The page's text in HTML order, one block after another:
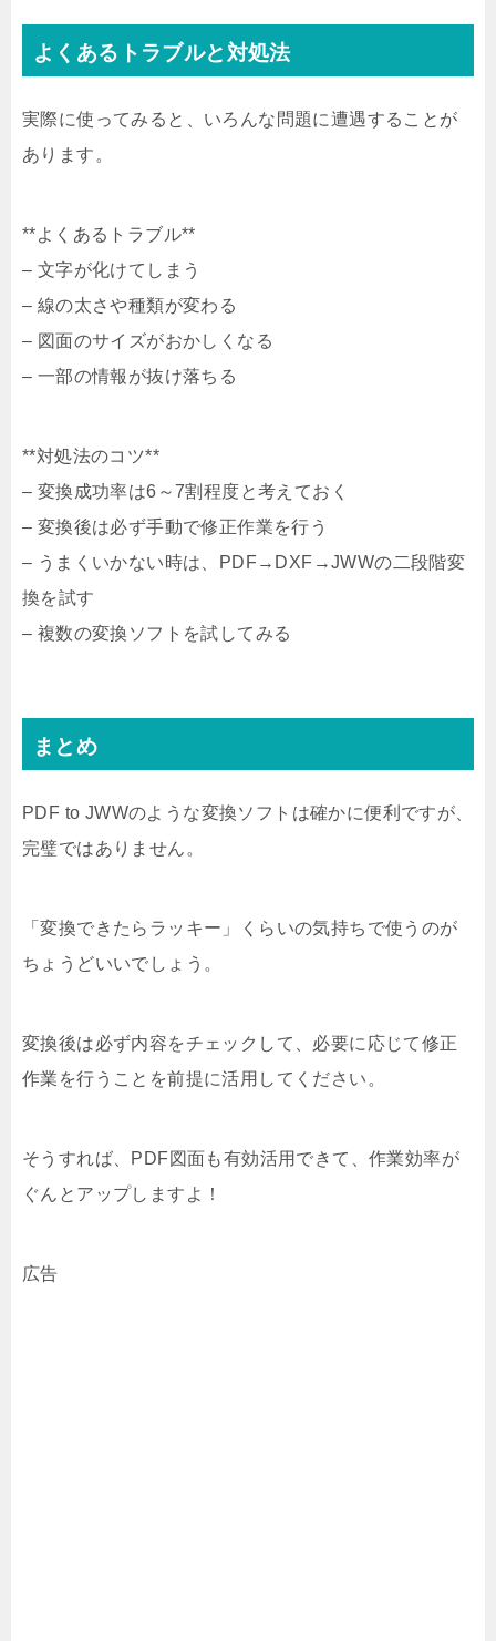
よくあるトラブルと対処法
実際に使ってみると、いろんな問題に遭遇することが
あります。
**よくあるトラブル**
– 文字が化けてしまう
– 線の太さや種類が変わる
– 図面のサイズがおかしくなる
– 一部の情報が抜け落ちる
**対処法のコツ**
– 変換成功率は6～7割程度と考えておく
– 変換後は必ず手動で修正作業を行う
– うまくいかない時は、PDF→DXF→JWWの二段階変
換を試す
– 複数の変換ソフトを試してみる
まとめ
PDF to JWWのような変換ソフトは確かに便利ですが、
完璧ではありません。
「変換できたらラッキー」くらいの気持ちで使うのが
ちょうどいいでしょう。
変換後は必ず内容をチェックして、必要に応じて修正
作業を行うことを前提に活用してください。
そうすれば、PDF図面も有効活用できて、作業効率が
ぐんとアップしますよ！
広告